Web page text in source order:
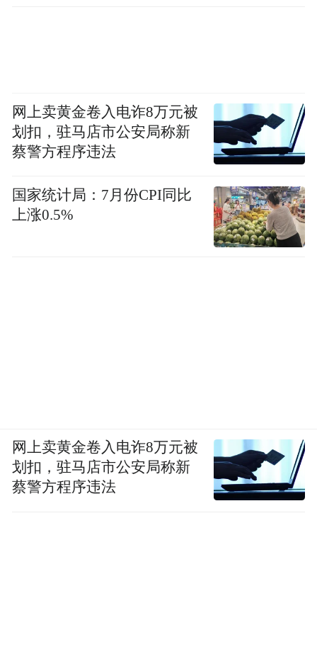
网上卖黄金卷入电诈8万元被
划扣，驻马店市公安局称新
蔡警方程序违法
国家统计局：7月份CPI同比
上涨0.5%
网上卖黄金卷入电诈8万元被
划扣，驻马店市公安局称新
蔡警方程序违法